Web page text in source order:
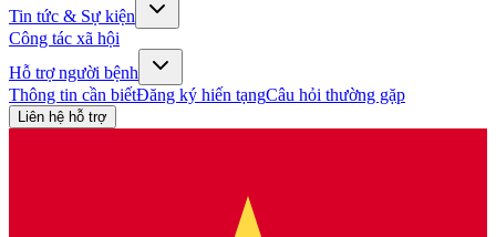
Tin tức & Sự kiện
Công tác xã hội
Hỗ trợ người bệnh
Thông tin cần biếtĐăng ký hiến tạngCâu hỏi thường gặp
Liên hệ hỗ trợ